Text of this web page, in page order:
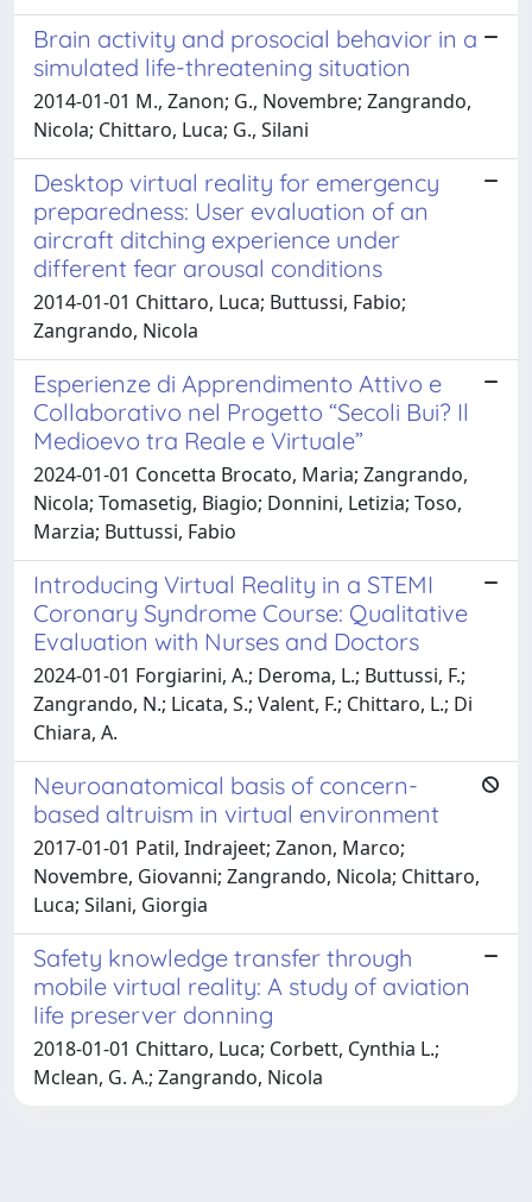
Brain activity and prosocial behavior in a
simulated life-threatening situation
2014-01-01 M., Zanon; G., Novembre; Zangrando,
Nicola; Chittaro, Luca; G., Silani
Desktop virtual reality for emergency
preparedness: User evaluation of an
aircraft ditching experience under
different fear arousal conditions
2014-01-01 Chittaro, Luca; Buttussi, Fabio;
Zangrando, Nicola
Esperienze di Apprendimento Attivo e
Collaborativo nel Progetto “Secoli Bui? Il
Medioevo tra Reale e Virtuale”
2024-01-01 Concetta Brocato, Maria; Zangrando,
Nicola; Tomasetig, Biagio; Donnini, Letizia; Toso,
Marzia; Buttussi, Fabio
Introducing Virtual Reality in a STEMI
Coronary Syndrome Course: Qualitative
Evaluation with Nurses and Doctors
2024-01-01 Forgiarini, A.; Deroma, L.; Buttussi, F.;
Zangrando, N.; Licata, S.; Valent, F.; Chittaro, L.; Di
Chiara, A.
Neuroanatomical basis of concern-
based altruism in virtual environment
2017-01-01 Patil, Indrajeet; Zanon, Marco;
Novembre, Giovanni; Zangrando, Nicola; Chittaro,
Luca; Silani, Giorgia
Safety knowledge transfer through
mobile virtual reality: A study of aviation
life preserver donning
2018-01-01 Chittaro, Luca; Corbett, Cynthia L.;
Mclean, G. A.; Zangrando, Nicola